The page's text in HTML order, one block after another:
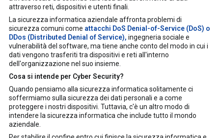
attraverso reti, dispositivi e utenti finali.
La sicurezza informatica aziendale affronta problemi di
sicurezza comuni come attacchi DoS Denial-of-Service (DoS) o
DDos (Distributed Denial of Service), ingegneria sociale e
vulnerabilità del software, ma tiene anche conto del modo in cui i
dati vengono trasferiti tra dispositivi e reti all'interno
dell'organizzazione nel suo insieme.
Cosa si intende per Cyber Security?
Quando pensiamo alla sicurezza informatica solitamente ci
soffermiamo sulla sicurezza dei dati personali e a come
proteggere i nostri dispositivi. Tuttavia, c'è un altro modo di
intendere la sicurezza informatica che include tutto il mondo
aziendale.